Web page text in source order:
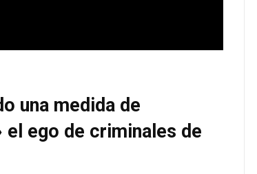
una medida de
el ego de criminales de